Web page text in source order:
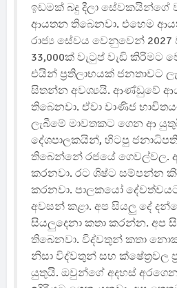
ඉඩමක් බදු දීලා සේවකයින්ගේ
ආයතන තිබෙනවා. එහෙම
රාජ්‍ය සේවය වෙනුවෙන්
33,000ක් වැටුප් වැඩි කිරිමට
එයින් ප්‍රතිලාභයක් ජනතාවට
සිතන්න අවශ්‍යයි. ආණ්ඩුවේ
තිබෙනවා. ඒවා වාණිජ
ලැබීමේ මාවතකට ගෙන ආ
දේශපාලකයින්, හිටපු
තිබෙන්නේ රජයේ ගෙවල්වල.
කරනවා. රට ශිෂ්ට සම්පන්න
කරනවා. පාලකයෝ
අවසන් කළා. අප සියලු දේ
සියලුදෙනා කතා කරන්න. අප
තිබෙනවා. විද්වතුන් කතා
නිසා විද්වතුන් සහ ක්ෂේත‍්‍රවල
යුතුයි. ඔවුන්ගේ අදහස්